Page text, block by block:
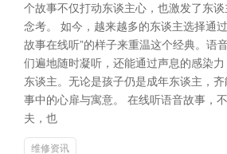
个故事不仅打动东谈主心，也激发了东
念考。 如今，越来越多的东谈主选择通
故事在线听”的样子来重温这个经典。语
们遍地随时凝听，还能通过声息的感染
东谈主。无论是孩子仍是成年东谈主，
事中的心扉与寓意。 在线听语音故事，
夫，也
维修资讯